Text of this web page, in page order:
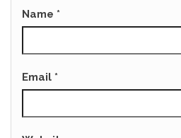
Name *
Email *